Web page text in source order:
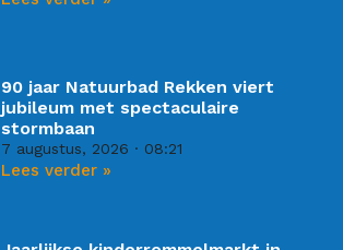
90 jaar Natuurbad Rekken viert
jubileum met spectaculaire
stormbaan
7 augustus, 2026 08:21
Lees verder »